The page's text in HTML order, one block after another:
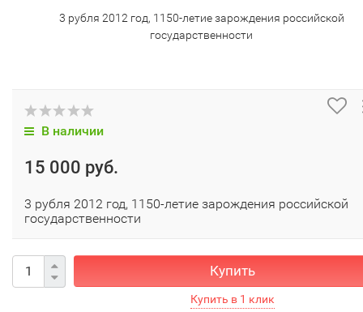
3 рубля 2012 год, 1150-летие зарождения российской
государственности
В наличии
15 000 руб.
3 рубля 2012 год, 1150-летие зарождения российской
государственности
Купить